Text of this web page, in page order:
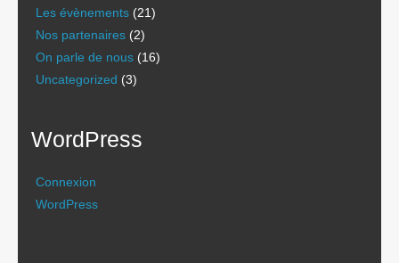
Les évènements (21)
Nos partenaires (2)
On parle de nous (16)
Uncategorized (3)
WordPress
Connexion
WordPress